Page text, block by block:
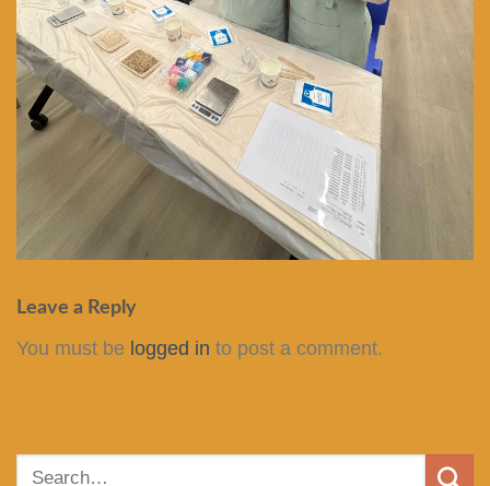
Leave a Reply
You must be logged in to post a comment.